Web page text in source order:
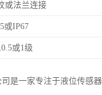
或法兰连接
或IP67
或1级
是一家专注于液位传感